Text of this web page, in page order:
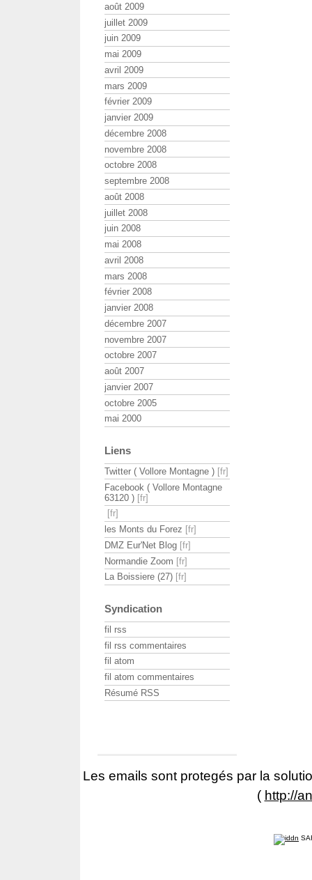
août 2009
juillet 2009
juin 2009
mai 2009
avril 2009
mars 2009
février 2009
janvier 2009
décembre 2008
novembre 2008
octobre 2008
septembre 2008
août 2008
juillet 2008
juin 2008
mai 2008
avril 2008
mars 2008
février 2008
janvier 2008
décembre 2007
novembre 2007
octobre 2007
août 2007
janvier 2007
octobre 2005
mai 2000
Liens
Twitter ( Vollore Montagne )
Facebook ( Vollore Montagne
63120 )
les Monts du Forez
DMZ Eur'Net Blog
Normandie Zoom
La Boissiere (27)
Syndication
fil rss
fil rss commentaires
fil atom
fil atom commentaires
Résumé RSS
Les emails sont protegés par la
( http://